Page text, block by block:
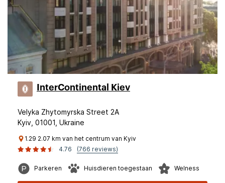
InterContinental Kiev
Velyka Zhytomyrska Street 2A
Kyiv, 01001, Ukraine
1.29 2.07 km van het centrum van Kyiv
4.76
(766 reviews)
Parkeren Huisdieren toegestaan Welness